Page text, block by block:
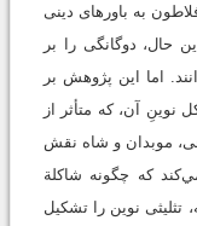
به باورهای دینی
حال، دوگانگی را بر
اما این پژوهش بر
آن، که متأثر از
موبدان و شاه نقش
که چگونه شاکلة
تثلیثی نوین را تشکیل